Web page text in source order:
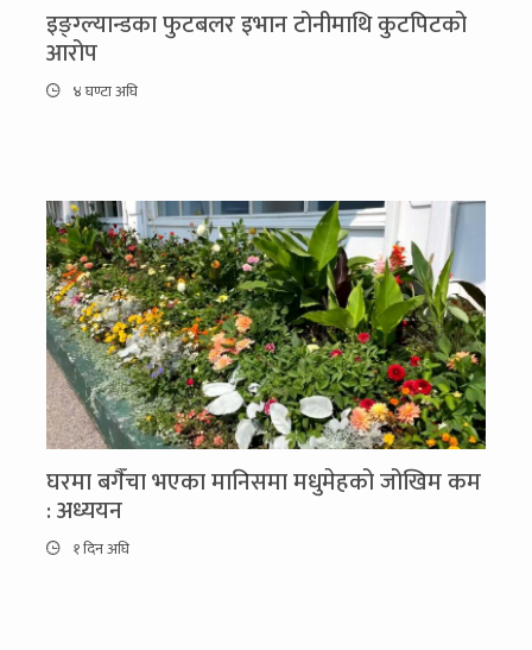
इङ्ग्ल्यान्डका फुटबलर इभान टोनीमाथि कुटपिटको
आरोप
४ घण्टा अघि
घरमा बगैँचा भएका मानिसमा मधुमेहको जोखिम कम
: अध्ययन
१ दिन अघि